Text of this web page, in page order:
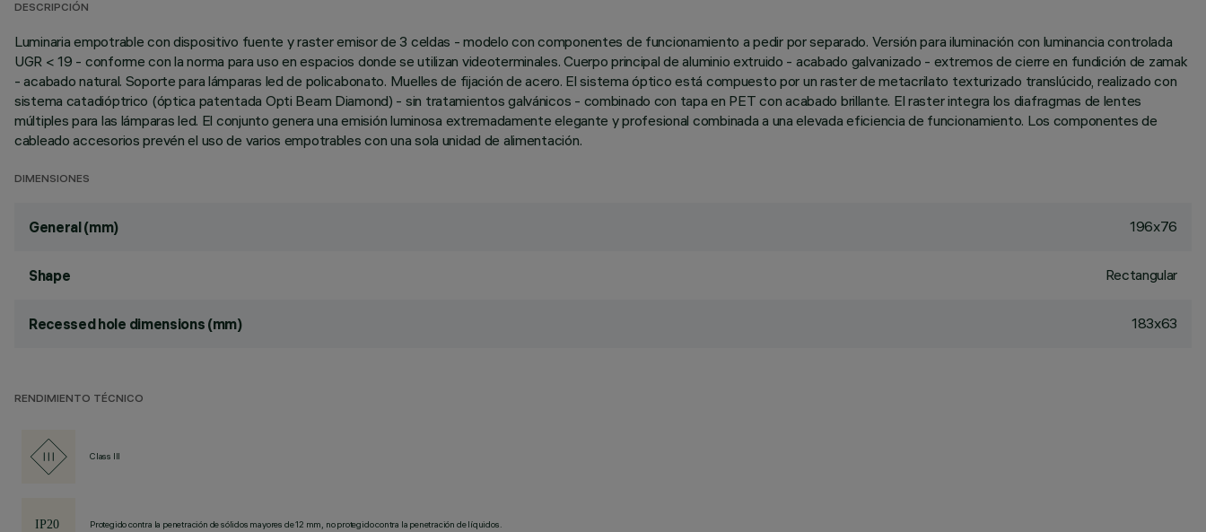
DESCRIPCIÓN
Luminaria empotrable con dispositivo fuente y raster emisor de 3 celdas - modelo con componentes de funcionamiento a pedir por separado. Versión para iluminación con luminancia controlada
UGR < 19 - conforme con la norma para uso en espacios donde se utilizan videoterminales. Cuerpo principal de aluminio extruido - acabado galvanizado - extremos de cierre en fundición de zamak
- acabado natural. Soporte para lámparas led de policabonato. Muelles de fijación de acero. El sistema óptico está compuesto por un raster de metacrilato texturizado translúcido, realizado con
sistema catadióptrico (óptica patentada Opti Beam Diamond) - sin tratamientos galvánicos - combinado con tapa en PET con acabado brillante. El raster integra los diafragmas de lentes
múltiples para las lámparas led. El conjunto genera una emisión luminosa extremadamente elegante y profesional combinada a una elevada eficiencia de funcionamiento. Los componentes de
cableado accesorios prevén el uso de varios empotrables con una sola unidad de alimentación.
DIMENSIONES
General (mm) 196x76
Shape Rectangular
Recessed hole dimensions (mm) 183x63
RENDIMIENTO TÉCNICO
Class III
Protegido contra la penetración de sólidos mayores de 12 mm, no protegido contra la penetración de líquidos.